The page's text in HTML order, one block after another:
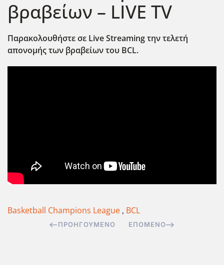
βραβείων – LIVE TV
Παρακολουθήστε σε LiveStreamingτην τελετή
απονομής των βραβείων του BCL.
Basketball Champions League , BCL
ΠΡΟΗΓΟΎΜΕΝΟ ΕΠΌΜΕΝΟ